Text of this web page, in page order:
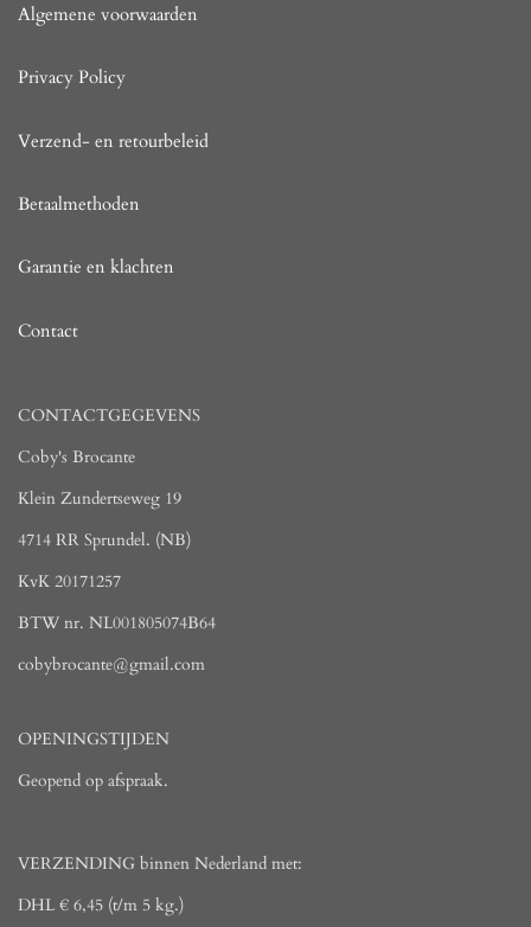
Algemene voorwaarden
Privacy Policy
Verzend- en retourbeleid
Betaalmethoden
Garantie en klachten
Contact
CONTACTGEGEVENS
Coby's Brocante
Klein Zundertseweg 19
4714 RR Sprundel. (NB)
KvK 20171257
BTW nr. NL001805074B64
cobybrocante@gmail.com
OPENINGSTIJDEN
Geopend op afspraak.
VERZENDING binnen Nederland met:
DHL € 6,45 (t/m 5 kg.)